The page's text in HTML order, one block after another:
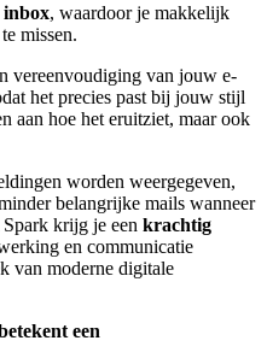
inbox, waardoor je makkelijk
missen.
vereenvoudiging van jouw e-
het precies past bij jouw stijl
aan hoe het eruitziet, maar ook
worden weergegeven,
belangrijke mails wanneer
krijg je een krachtig
en communicatie
van moderne digitale
een